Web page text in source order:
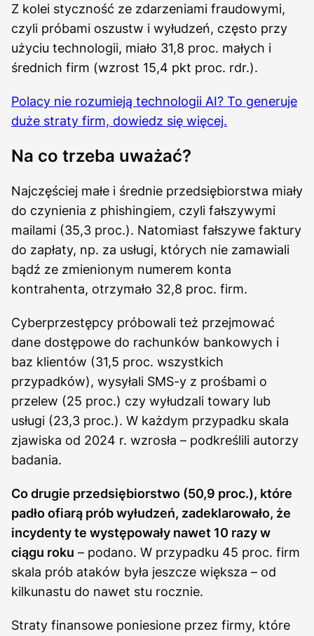
Z kolei styczność ze zdarzeniami fraudowymi,
czyli próbami oszustw i wyłudzeń, często przy
użyciu technologii, miało 31,8 proc. małych i
średnich firm (wzrost 15,4 pkt proc. rdr.).
Polacy nie rozumieją technologii AI? To generuje
duże straty firm, dowiedz się więcej.
Na co trzeba uważać?
Najczęściej małe i średnie przedsiębiorstwa miały
do czynienia z phishingiem, czyli fałszywymi
mailami (35,3 proc.). Natomiast fałszywe faktury
do zapłaty, np. za usługi, których nie zamawiali
bądź ze zmienionym numerem konta
kontrahenta, otrzymało 32,8 proc. firm.
Cyberprzestępcy próbowali też przejmować
dane dostępowe do rachunków bankowych i
baz klientów (31,5 proc. wszystkich
przypadków), wysyłali SMS-y z prośbami o
przelew (25 proc.) czy wyłudzali towary lub
usługi (23,3 proc.). W każdym przypadku skala
zjawiska od 2024 r. wzrosła – podkreślili autorzy
badania.
Co drugie przedsiębiorstwo (50,9 proc.), które
padło ofiarą prób wyłudzeń, zadeklarowało, że
incydenty te występowały nawet 10 razy w
ciągu roku – podano. W przypadku 45 proc. firm
skala prób ataków była jeszcze większa – od
kilkunastu do nawet stu rocznie.
Straty finansowe poniesione przez firmy, które